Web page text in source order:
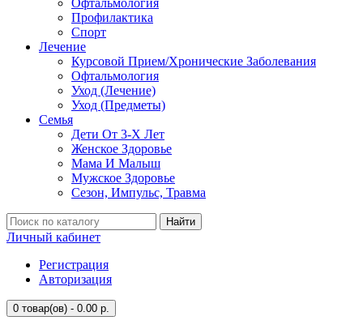
Офтальмология
Профилактика
Спорт
Лечение
Курсовой Прием/Хронические Заболевания
Офтальмология
Уход (Лечение)
Уход (Предметы)
Семья
Дети От 3-Х Лет
Женское Здоровье
Мама И Малыш
Мужское Здоровье
Сезон, Импульс, Травма
Найти
Личный кабинет
Регистрация
Авторизация
0 товар(ов) - 0.00 р.